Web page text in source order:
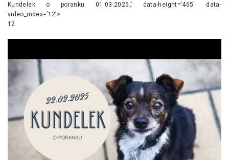
Kundelek o poranku 01.03.2025„’ data-height=’465′ data-
video_index=’12’>
12